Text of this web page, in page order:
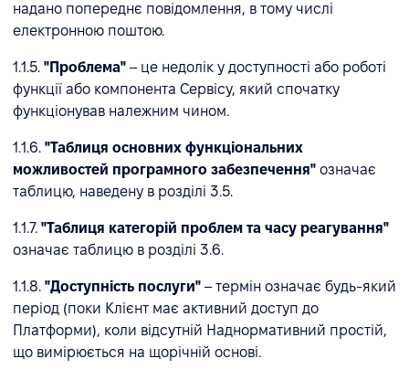
надано попереднє повідомлення, в тому числі
електронною поштою.
1.1.5. "Проблема" – це недолік у доступності або роботі
функції або компонента Сервісу, який спочатку
функціонував належним чином.
1.1.6. "Таблиця основних функціональних
можливостей програмного забезпечення" означає
таблицю, наведену в розділі 3.5.
1.1.7. "Таблиця категорій проблем та часу реагування"
означає таблицю в розділі 3.6.
1.1.8. "Доступність послуги" – термін означає будь-який
період (поки Клієнт має активний доступ до
Платформи), коли відсутній Наднормативний простій,
що вимірюється на щорічній основі.